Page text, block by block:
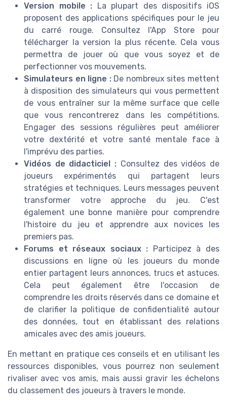
Version mobile : La plupart des dispositifs iOS
proposent des applications spécifiques pour le jeu
du carré rouge. Consultez l'App Store pour
télécharger la version la plus récente. Cela vous
permettra de jouer où que vous soyez et de
perfectionner vos mouvements.
Simulateurs en ligne : De nombreux sites mettent
à disposition des simulateurs qui vous permettent
de vous entraîner sur la même surface que celle
que vous rencontrerez dans les compétitions.
Engager des sessions régulières peut améliorer
votre dextérité et votre santé mentale face à
l'imprévu des parties.
Vidéos de didacticiel : Consultez des vidéos de
joueurs expérimentés qui partagent leurs
stratégies et techniques. Leurs messages peuvent
transformer votre approche du jeu. C'est
également une bonne manière pour comprendre
l'histoire du jeu et apprendre aux novices les
premiers pas.
Forums et réseaux sociaux : Participez à des
discussions en ligne où les joueurs du monde
entier partagent leurs annonces, trucs et astuces.
Cela peut également être l'occasion de
comprendre les droits réservés dans ce domaine et
de clarifier la politique de confidentialité autour
des données, tout en établissant des relations
amicales avec des amis joueurs.
En mettant en pratique ces conseils et en utilisant les
ressources disponibles, vous pourrez non seulement
rivaliser avec vos amis, mais aussi gravir les échelons
du classement des joueurs à travers le monde.